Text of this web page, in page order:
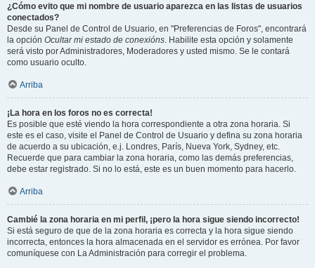
¿Cómo evito que mi nombre de usuario aparezca en las listas de usuarios
conectados?
Desde su Panel de Control de Usuario, en "Preferencias de Foros", encontrará
la opción Ocultar mi estado de conexións . Habilite esta opción y solamente
será visto por Administradores, Moderadores y usted mismo. Se le contará
como usuario oculto.
Arriba
¡La hora en los foros no es correcta!
Es posible que esté viendo la hora correspondiente a otra zona horaria. Si
este es el caso, visite el Panel de Control de Usuario y defina su zona horaria
de acuerdo a su ubicación, e.j. Londres, París, Nueva York, Sydney, etc.
Recuerde que para cambiar la zona horaria, como las demás preferencias,
debe estar registrado. Si no lo está, este es un buen momento para hacerlo.
Arriba
Cambié la zona horaria en mi perfil, ¡pero la hora sigue siendo incorrecto!
Si está seguro de que de la zona horaria es correcta y la hora sigue siendo
incorrecta, entonces la hora almacenada en el servidor es errónea. Por favor
comuníquese con La Administración para corregir el problema.